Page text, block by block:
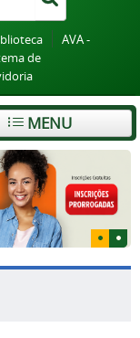
AVA -
de
MENU